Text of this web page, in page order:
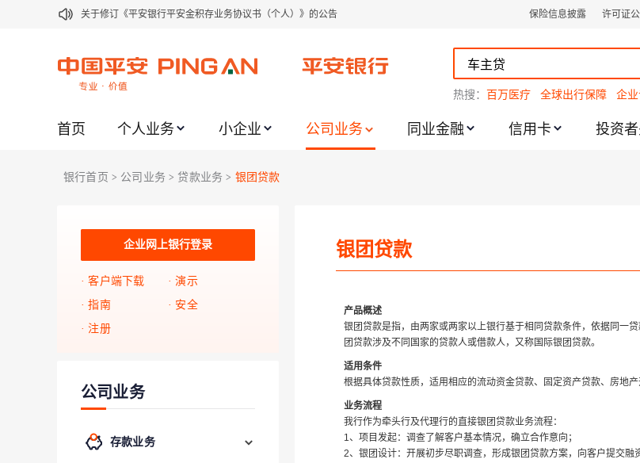
关于修订《平安银行平安金积存业务协议书（个人）》的公告
关于2021年劳动节期间代理贵金属业务风险提示的通知
关于加强代理贵金属业务风险防范的提示
关于进一步加强代理贵金属业务风险防范的提示
关于平安银行电子版信用卡更名为平安银行数字信用卡的公告
保险信息披露 许可证
热搜： 百万医疗 全球出行保障 企
首页 个人业务 小企业 公司业务 同业金融 信用卡 投资
银行首页 > 公司业务 > 贷款业务 > 银团贷款
企业网上银行登录
客户端下载
演示
指南
安全
注册
公司业务
存款业务
银团贷款
产品概述
银团贷款是指，由两家或两家以上银行基于相同贷款条件，依据同一
团贷款涉及不同国家的贷款人或借款人，又称国际银团贷款。
适用条件
根据具体贷款性质，适用相应的流动资金贷款、固定资产贷款、房地产
业务流程
我行作为牵头行及代理行的直接银团贷款业务流程：
1、项目发起：调查了解客户基本情况，确立合作意向；
2、银团设计：开展初步尽职调查，形成银团贷款方案，向客户提交融